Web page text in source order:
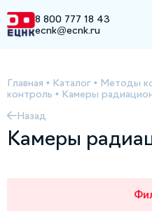
8 800 777 18 43
ecnk@ecnk.ru
Главная • Каталог • Методы
контроль • Камеры
Назад
Камеры